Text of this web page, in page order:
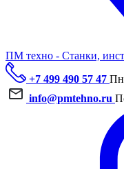
ПМ техно - Станки,
+7 499 490 57 47
info@pmtehno.ru